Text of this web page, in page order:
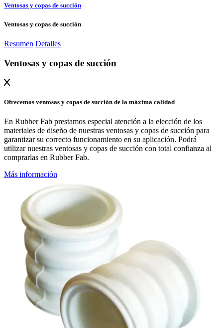
Ventosas y copas de succión
Ventosas y copas de succión
Resumen Detalles
Ventosas y copas de succión
Ofrecemos ventosas y copas de succión de la máxima calidad
En Rubber Fab prestamos especial atención a la elección de los
materiales de diseño de nuestras ventosas y copas de succión para
garantizar su correcto funcionamiento en su aplicación. Podrá
utilizar nuestras ventosas y copas de succión con total confianza al
comprarlas en Rubber Fab.
Más información